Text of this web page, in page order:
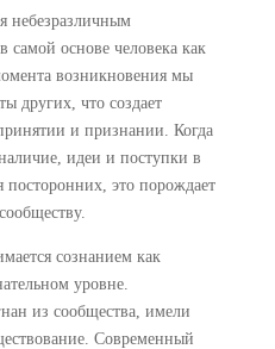
небезразличным
основе человека как
возникновения мы
других, что создает
и признании. Когда
идеи и поступки в
посторонних, это порождает
сознанием как
уровне.
из сообщества, имели
Современный